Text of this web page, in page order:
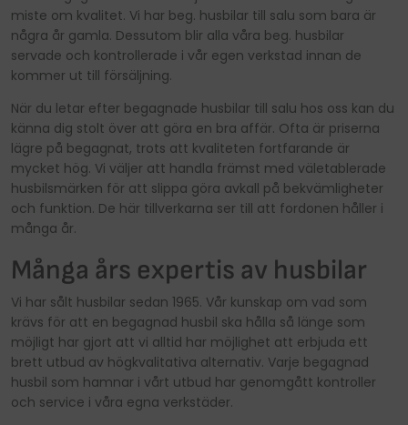
miste om kvalitet. Vi har beg. husbilar till salu som bara är
några år gamla. Dessutom blir alla våra beg. husbilar
servade och kontrollerade i vår egen verkstad innan de
kommer ut till försäljning.
När du letar efter begagnade husbilar till salu hos oss kan du
känna dig stolt över att göra en bra affär. Ofta är priserna
lägre på begagnat, trots att kvaliteten fortfarande är
mycket hög. Vi väljer att handla främst med väletablerade
husbilsmärken för att slippa göra avkall på bekvämligheter
och funktion. De här tillverkarna ser till att fordonen håller i
många år.
Många års expertis av husbilar
Vi har sålt husbilar sedan 1965. Vår kunskap om vad som
krävs för att en begagnad husbil ska hålla så länge som
möjligt har gjort att vi alltid har möjlighet att erbjuda ett
brett utbud av högkvalitativa alternativ. Varje begagnad
husbil som hamnar i vårt utbud har genomgått kontroller
och service i våra egna verkstäder.